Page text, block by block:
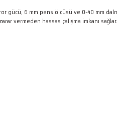
gücü, 6 mm pens ölçüsü ve 0-40 mm
vermeden hassas çalışma imkanı